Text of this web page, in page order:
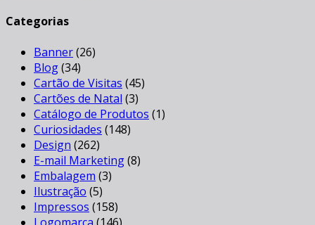
Categorias
Banner(26)
Blog(34)
Cartão de Visitas (45)
Cartões de Natal (3)
Catálogo de Produtos (1)
Curiosidades (148)
Design (262)
E-mail Marketing(8)
Embalagem (3)
Ilustração (5)
Impressos (158)